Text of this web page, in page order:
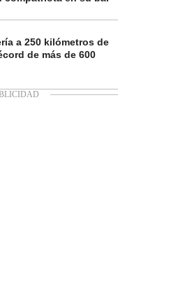
a 250 kilómetros de
de más de 600